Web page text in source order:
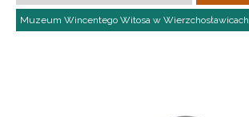
Muzeum Wincentego Witosa w Wierzchosławicach